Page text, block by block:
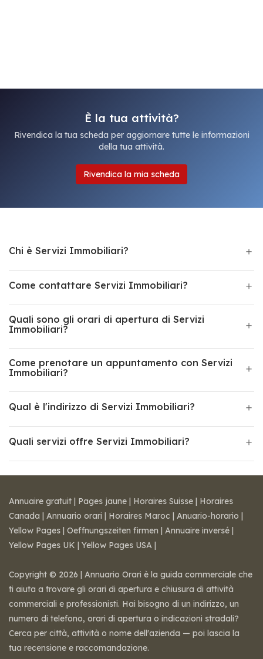
È la tua attività?
Rivendica la tua scheda per aggiornare tutte le informazioni
della tua attività.
Rivendica la mia scheda
Chi è Servizi Immobiliari?
Come contattare Servizi Immobiliari?
Quali sono gli orari di apertura di Servizi
Immobiliari?
Come prenotare un appuntamento con Servizi
Immobiliari?
Qual è l'indirizzo di Servizi Immobiliari?
Quali servizi offre Servizi Immobiliari?
Annuaire gratuit | Pages jaune | Horaires Suisse | Horaires
Canada | Annuario orari | Horaires Maroc | Anuario-horario |
Yellow Pages | Oeffnungszeiten firmen | Annuaire inversé |
Yellow Pages UK | Yellow Pages USA |
Copyright © 2026 | Annuario Orari è la guida commerciale che
ti aiuta a trovare gli orari di apertura e chiusura di attività
commerciali e professionisti. Hai bisogno di un indirizzo, un
numero di telefono, orari di apertura o indicazioni stradali?
Cerca per città, attività o nome dell'azienda — poi lascia la
tua recensione e raccomandazione.